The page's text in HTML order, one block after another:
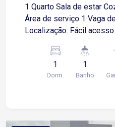
1 Quarto Sala de estar
Área de serviço 1 Vaga
Localização: Fácil
comércios em geral.
1
Dorm.
1
Banho